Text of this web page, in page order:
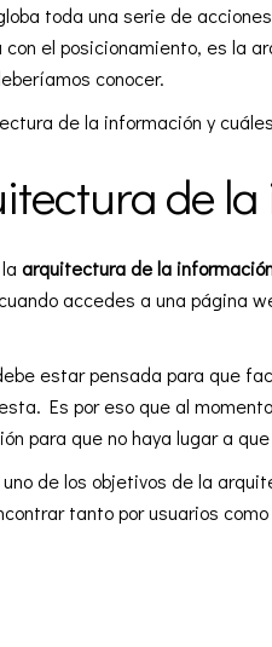
toda una serie de
el posicionamiento, es la
conocer.
de la información y
de
laarquitectura de la
accedes a una página
estar pensada para que
Es por eso que al
para que no haya lugar a
de los objetivos de la
tanto por usuarios